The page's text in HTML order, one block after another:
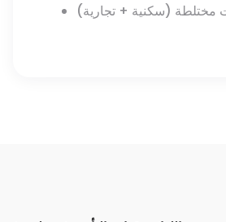
مختلطة (سكنية + تجارية)